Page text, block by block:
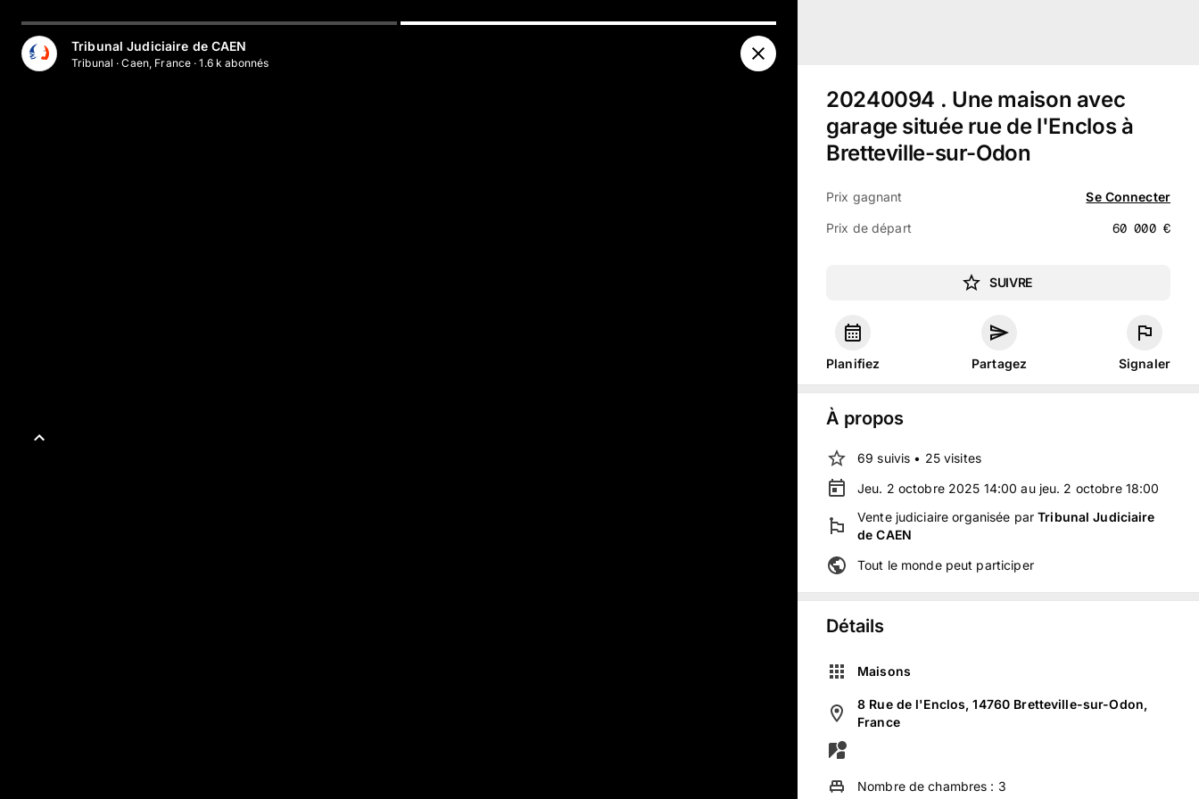
Tribunal Judiciaire de CAEN
Tribunal ·Caen, France ·1.6 k abonnés
20240094 . Une maison avec
garage située rue de l'Enclos à
Bretteville-sur-Odon
Prix gagnant Se Connecter
Prix de départ 60 000 €
SUIVRE
Planifiez Partagez Signaler
À propos
69 suivis • 25 visites
Jeu. 2 octobre 2025 14:00 au jeu. 2 octobre 18:00
Vente judiciaire organisée parTribunal Judiciaire
de CAEN
Tout le monde peut participer
Détails
Maisons
8 Rue de l'Enclos, 14760 Bretteville-sur-Odon,
France
Nombre de chambres : 3